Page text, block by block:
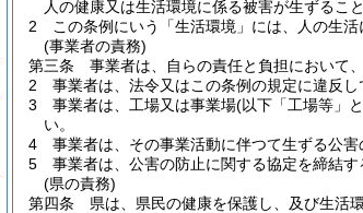
人の健康又は生活環境に係る被害が生ずること
2
この条例にいう「生活環境」には、人の生
(事業者の責務)
第三条
事業者は、自らの責任と負担において
2
事業者は、法令又はこの条例の規定に違反
3
事業者は、工場又は事業場(以下「工場等」
い。
4
事業者は、その事業活動に伴つて生ずる公
5
事業者は、公害の防止に関する協定を締結す
(県の責務)
第四条
県は、県民の健康を保護し、及び生活